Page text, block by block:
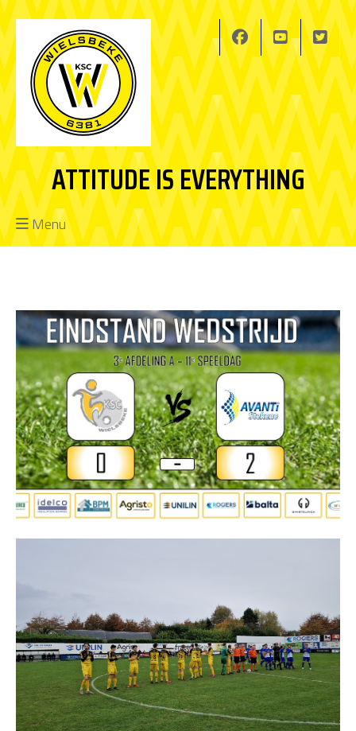
ATTITUDE IS EVERYTHING
Menu